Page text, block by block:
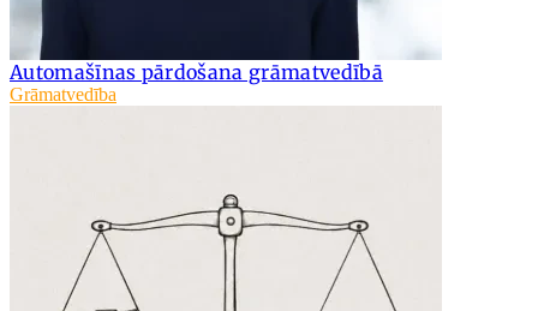
Automašīnas pārdošana grāmatvedībā
Grāmatvedība